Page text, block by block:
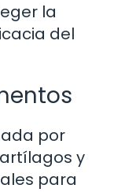
la
del
por
y
para